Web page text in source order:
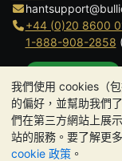
我們使用 cookies（
的偏好，並幫助我們
們在第三方網站上展
站的服務。要了解更
cookie 政策 。
+44 (0)20 8600
1-888-908-2858
辦公時間:
9am to 8:30pm (
Galmarley Ltd T/A
3 Shortlands (7th